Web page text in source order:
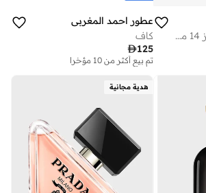
وود إن لوف (عطر مركز 14 مل + 12 مل)
عطور احمد المغربي
كاف
125
تم بيع أكثر من 10 مؤخرا
هدية مجانية